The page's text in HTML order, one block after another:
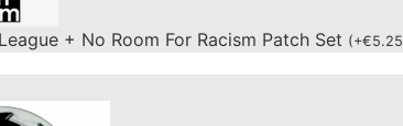
+ No Room For Racism Patch Set (+€5.25